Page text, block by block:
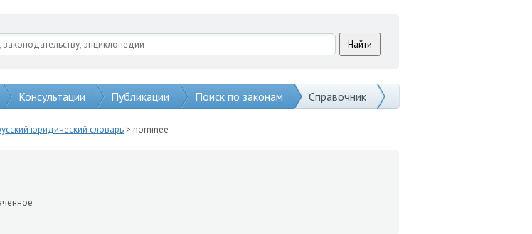
Консультации Публикации Поиск по законам Справочник
юридический словарь> nominee